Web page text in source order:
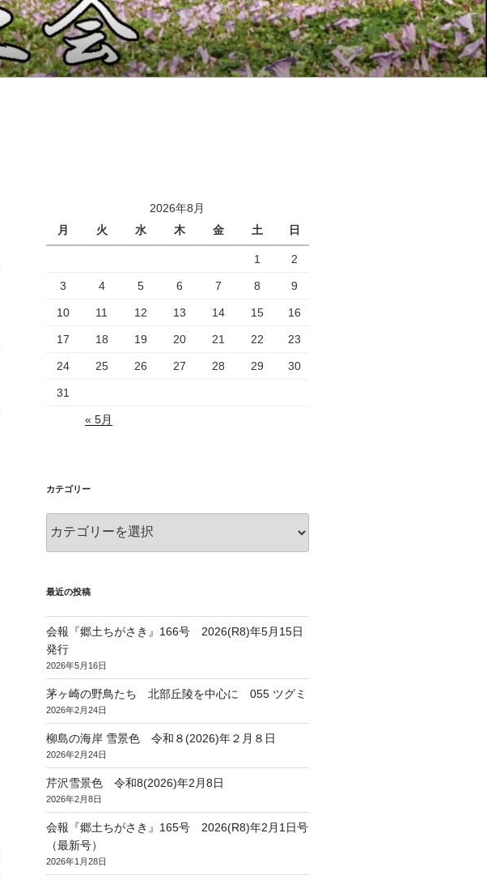
2026年8月
月
火 水 木 金 土 日
1 2
3 4 5 6 7 8 9
10 11 12 13 14 15 16
17 18 19 20 21 22 23
24 25 26 27 28 29 30
31
« 5月
カテゴリー
テ
ゴ
ー
最近の投稿
会報『郷土ちがさき』166号 2026(R8)年5月15日
発行
2026年5月16日
茅ヶ崎の野鳥たち 北部丘陵を中心に 055 ツグミ
2026年2月24日
柳島の海岸 雪景色 令和８(2026)年２月８日
2026年2月24日
芹沢雪景色 令和8(2026)年2月8日
2026年2月8日
会報『郷土ちがさき』165号 2026(R8)年2月1日号
（最新号）
2026年1月28日